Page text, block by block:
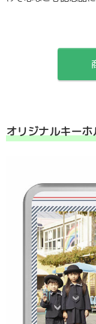
オリジナルキーホ